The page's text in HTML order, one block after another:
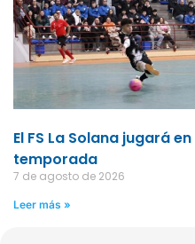
El FS La Solana jugará
temporada
7 de agosto de 2026
Leer más »